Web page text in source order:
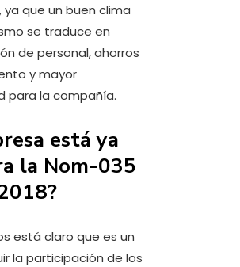
ya que un buen clima
se traduce en
de personal, ahorros
y mayor
para la compañía.
está ya
la Nom-035
está claro que es un
la participación de los